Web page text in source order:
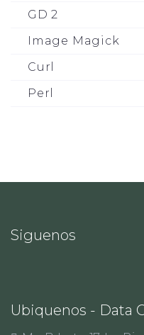
GD 2
Image Magick
Curl
Perl
Siguenos
Ubiquenos - Data